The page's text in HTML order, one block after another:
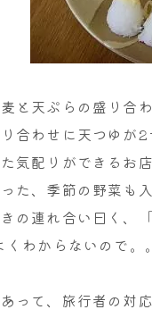
と天ぷらの盛り合わ
合わせに天つゆが
気配りができるお
た、季節の野菜も
の連れ合い曰く、
わからないので。
って、旅行者の対